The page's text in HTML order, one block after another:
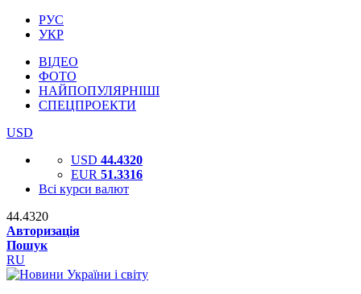
РУС
УКР
ВІДЕО
ФОТО
НАЙПОПУЛЯРНІШІ
СПЕЦПРОЕКТИ
USD
USD 44.4320
EUR 51.3316
Всі курси валют
44.4320
Авторизація
Пошук
RU